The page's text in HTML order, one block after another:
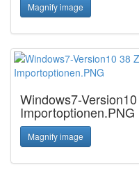
Magnify image
Windows7-
Importoptionen.PNG
Magnify image